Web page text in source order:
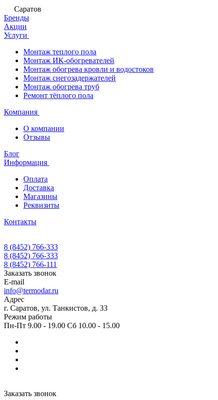
Саратов
Бренды
Акции
Услуги
Монтаж теплого пола
Монтаж ИК-обогревателей
Монтаж обогрева кровли и водостоков
Монтаж снегозадержателей
Монтаж обогрева труб
Ремонт тёплого пола
Компания
О компании
Отзывы
Блог
Информация
Оплата
Доставка
Магазины
Реквизиты
Контакты
8 (8452) 766-333
8 (8452) 766-333
8 (8452) 766-111
Заказать звонок
E-mail
info@termodar.ru
Адрес
г. Саратов, ул. Танкистов, д. 33
Режим работы
Пн-Пт 9.00 - 19.00 Сб 10.00 - 15.00
Заказать звонок